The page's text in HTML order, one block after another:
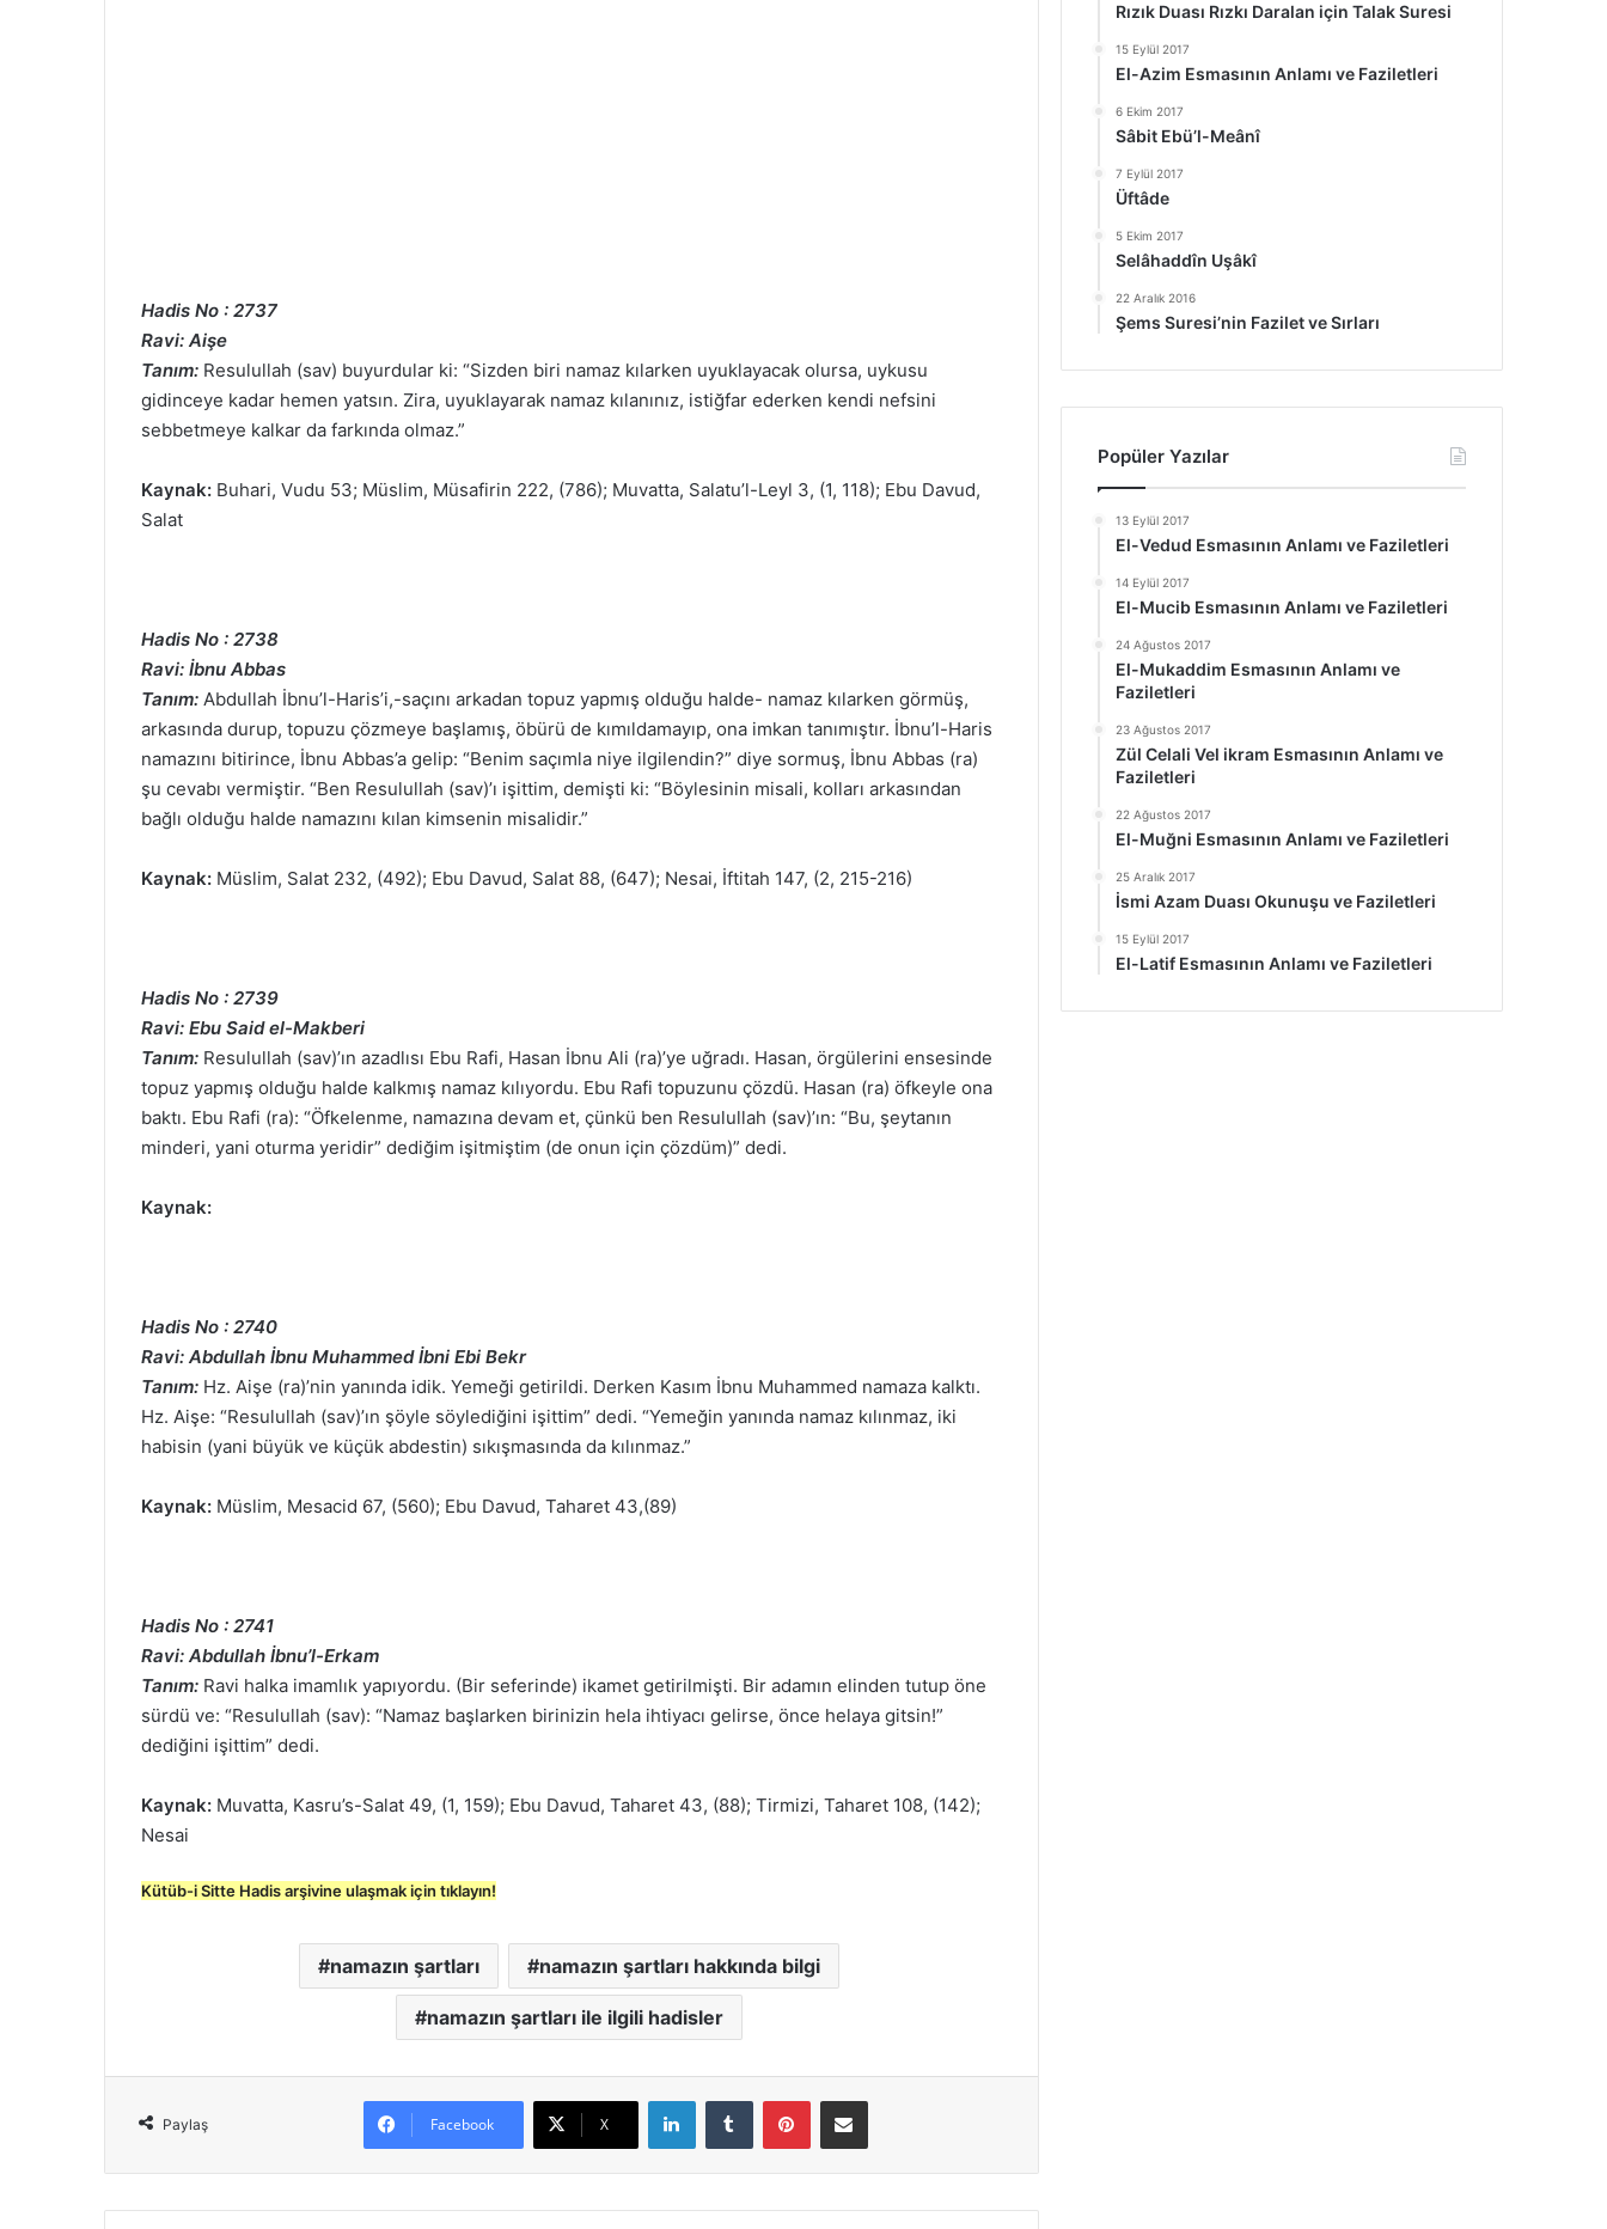
Hadis No : 2737
Ravi: Aişe
Tanım: Resulullah (sav) buyurdular ki: “Sizden biri namaz kılarken uyuklayacak olursa, uykusu
gidinceye kadar hemen yatsın. Zira, uyuklayarak namaz kılanınız, istiğfar ederken kendi nefsini
sebbetmeye kalkar da farkında olmaz.”
Kaynak: Buhari, Vudu 53; Müslim, Müsafirin 222, (786); Muvatta, Salatu’l-Leyl 3, (1, 118); Ebu Davud,
Salat
Hadis No : 2738
Ravi: İbnu Abbas
Tanım: Abdullah İbnu’l-Haris’i,-saçını arkadan topuz yapmış olduğu halde- namaz kılarken görmüş,
arkasında durup, topuzu çözmeye başlamış, öbürü de kımıldamayıp, ona imkan tanımıştır. İbnu’l-Haris
namazını bitirince, İbnu Abbas’a gelip: “Benim saçımla niye ilgilendin?” diye sormuş, İbnu Abbas (ra)
şu cevabı vermiştir. “Ben Resulullah (sav)’ı işittim, demişti ki: “Böylesinin misali, kolları arkasından
bağlı olduğu halde namazını kılan kimsenin misalidir.”
Kaynak: Müslim, Salat 232, (492); Ebu Davud, Salat 88, (647); Nesai, İftitah 147, (2, 215-216)
Hadis No : 2739
Ravi: Ebu Said el-Makberi
Tanım: Resulullah (sav)’ın azadlısı Ebu Rafi, Hasan İbnu Ali (ra)’ye uğradı. Hasan, örgülerini ensesinde
topuz yapmış olduğu halde kalkmış namaz kılıyordu. Ebu Rafi topuzunu çözdü. Hasan (ra) öfkeyle ona
baktı. Ebu Rafi (ra): “Öfkelenme, namazına devam et, çünkü ben Resulullah (sav)’ın: “Bu, şeytanın
minderi, yani oturma yeridir” dediğim işitmiştim (de onun için çözdüm)” dedi.
Kaynak:
Hadis No : 2740
Ravi: Abdullah İbnu Muhammed İbni Ebi Bekr
Tanım: Hz. Aişe (ra)’nin yanında idik. Yemeği getirildi. Derken Kasım İbnu Muhammed namaza kalktı.
Hz. Aişe: “Resulullah (sav)’ın şöyle söylediğini işittim” dedi. “Yemeğin yanında namaz kılınmaz, iki
habisin (yani büyük ve küçük abdestin) sıkışmasında da kılınmaz.”
Kaynak: Müslim, Mesacid 67, (560); Ebu Davud, Taharet 43,(89)
Hadis No : 2741
Ravi: Abdullah İbnu’l-Erkam
Tanım: Ravi halka imamlık yapıyordu. (Bir seferinde) ikamet getirilmişti. Bir adamın elinden tutup öne
sürdü ve: “Resulullah (sav): “Namaz başlarken birinizin hela ihtiyacı gelirse, önce helaya gitsin!”
dediğini işittim” dedi.
Kaynak: Muvatta, Kasru’s-Salat 49, (1, 159); Ebu Davud, Taharet 43, (88); Tirmizi, Taharet 108, (142);
Nesai
Kütüb-i Sitte Hadis arşivine ulaşmak için tıklayın!
namazın şartları namazın şartları hakkında bilgi
namazın şartları ile ilgili hadisler
Paylaş Facebook X
LinkedIn Tumblr Pinterest E-Posta ile paylaş
Rızık Duası Rızkı Daralan için Talak Suresi
15 Eylül 2017
El-Azim Esmasının Anlamı ve Faziletleri
6 Ekim 2017
Sâbit Ebü’l-Meânî
7 Eylül 2017
Üftâde
5 Ekim 2017
Selâhaddîn Uşâkî
22 Aralık 2016
Şems Suresi’nin Fazilet ve Sırları
Popüler Yazılar
13 Eylül 2017
El-Vedud Esmasının Anlamı ve Faziletleri
14 Eylül 2017
El-Mucib Esmasının Anlamı ve Faziletleri
24 Ağustos 2017
El-Mukaddim Esmasının Anlamı ve
Faziletleri
23 Ağustos 2017
Zül Celali Vel ikram Esmasının Anlamı ve
Faziletleri
22 Ağustos 2017
El-Muğni Esmasının Anlamı ve Faziletleri
25 Aralık 2017
İsmi Azam Duası Okunuşu ve Faziletleri
15 Eylül 2017
El-Latif Esmasının Anlamı ve Faziletleri